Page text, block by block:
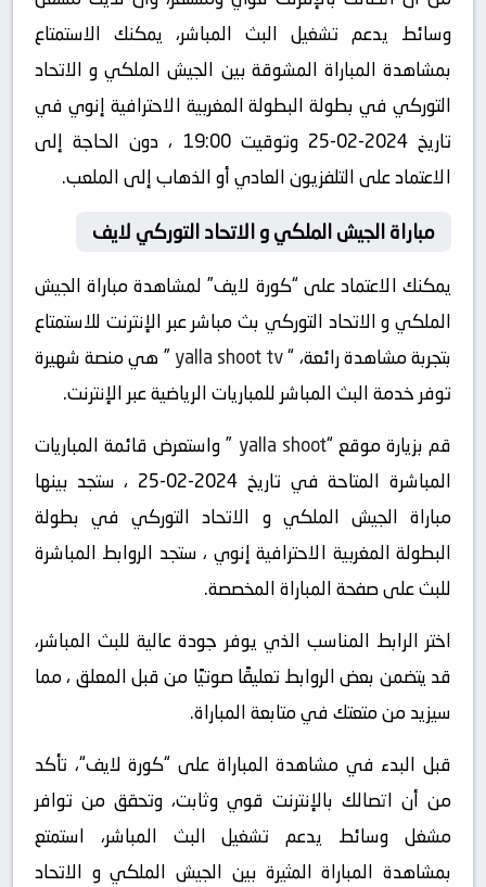
وسائط يدعم تشغيل البث المباشر، يمكنك الاستمتاع
بمشاهدة المباراة المشوقة بين الجيش الملكي و الاتحاد
التوركي في بطولة البطولة المغربية الاحترافية إنوي في
تاريخ 2024-02-25 وتوقيت 19:00 ، دون الحاجة إلى
الاعتماد على التلفزيون العادي أو الذهاب إلى الملعب.
مباراة الجيش الملكي و الاتحاد التوركي لايف
يمكنك الاعتماد على “كورة لايف” لمشاهدة مباراة الجيش
الملكي و الاتحاد التوركي بث مباشر عبر الإنترنت للاستمتاع
بتجربة مشاهدة رائعة، “yalla shoot tv” هي منصة شهيرة
توفر خدمة البث المباشر للمباريات الرياضية عبر الإنترنت.
قم بزيارة موقع “yalla shoot ” واستعرض قائمة المباريات
المباشرة المتاحة في تاريخ 2024-02-25 ، ستجد بينها
مباراة الجيش الملكي و الاتحاد التوركي في بطولة
البطولة المغربية الاحترافية إنوي ، ستجد الروابط المباشرة
للبث على صفحة المباراة المخصصة.
اختر الرابط المناسب الذي يوفر جودة عالية للبث المباشر،
قد يتضمن بعض الروابط تعليقًا صوتيًا من قبل المعلق ، مما
سيزيد من متعتك في متابعة المباراة.
قبل البدء في مشاهدة المباراة على “كورة لايف“، تأكد
من أن اتصالك بالإنترنت قوي وثابت، وتحقق من توافر
مشغل وسائط يدعم تشغيل البث المباشر، استمتع
بمشاهدة المباراة المثيرة بين الجيش الملكي و الاتحاد